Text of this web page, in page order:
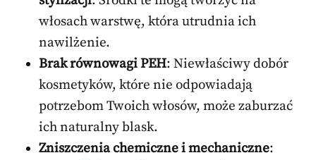
włosach warstwę, która utrudnia ich
nawilżenie.
Brak równowagi PEH: Niewłaściwy dobór
kosmetyków, które nie odpowiadają
potrzebom Twoich włosów, może zaburzać
ich naturalny blask.
Zniszczenia chemiczne i mechaniczne: